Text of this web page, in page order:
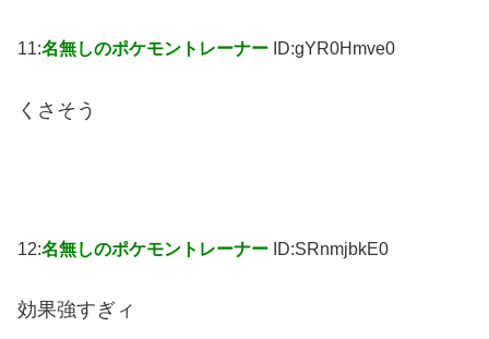
11:名無しのポケモントレーナー ID:gYR0Hmve0
くさそう
12:名無しのポケモントレーナー ID:SRnmjbkE0
効果強すぎィ